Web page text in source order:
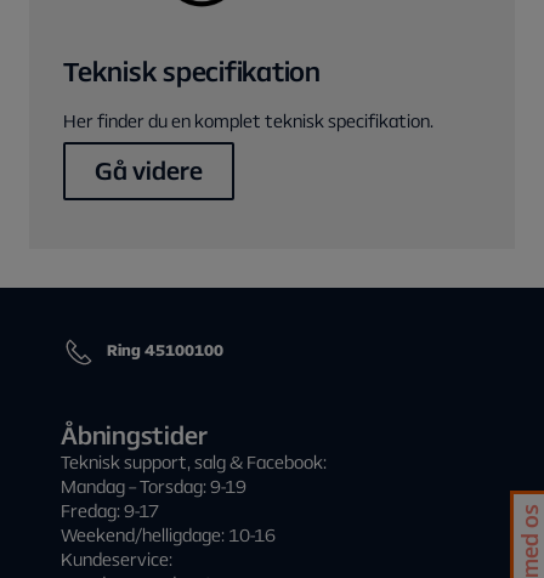
Teknisk specifikation
Her finder du en komplet teknisk specifikation.
Gå videre
Ring 45100100
Åbningstider
Teknisk support, salg & Facebook:
Mandag – Torsdag: 9-19
Fredag: 9-17
Weekend/helligdage: 10-16
Kundeservice: